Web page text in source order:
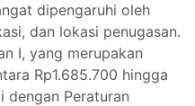
dipengaruhi oleh
dan lokasi penugasan.
I, yang merupakan
Rp1.685.700 hingga
dengan Peraturan